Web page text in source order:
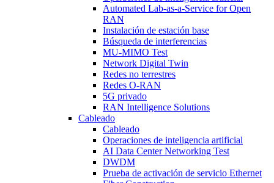
Automated Lab-as-a-Service for Open
RAN
Instalación de estación base
Búsqueda de interferencias
MU-MIMO Test
Network Digital Twin
Redes no terrestres
Redes O-RAN
5G privado
RAN Intelligence Solutions
Cableado
Cableado
Operaciones de inteligencia artificial
AI Data Center Networking Test
DWDM
Prueba de activación de servicio Ethernet